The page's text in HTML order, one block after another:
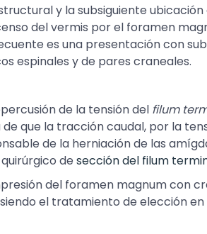
y la subsiguiente
del vermis por el foramen
es una presentación con
espinales y de pares craneales.
de la tensión del filum
que la tracción caudal, por la
de la herniación de las
de sección del filum
del foramen magnum con
el tratamiento de elección en